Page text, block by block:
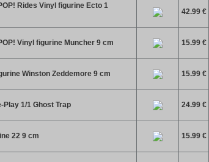
Rides Vinyl figurine Ecto 1
42.99 €
Vinyl figurine Muncher 9 cm 15.99 €
Winston Zeddemore 9 cm 15.99 €
Play 1/1 Ghost Trap 24.99 €
22 9 cm 15.99 €